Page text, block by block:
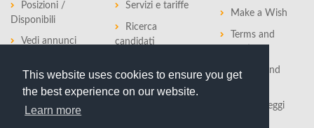
This website uses cookies to ensure you get
the best experience on our website.
Learn more
Posizioni /
Disponibili
Vedi annunci
Servizi e tariffe
Ricerca
candidati
Make a Wish
Terms and
Privacy and
Tasse e Leggi